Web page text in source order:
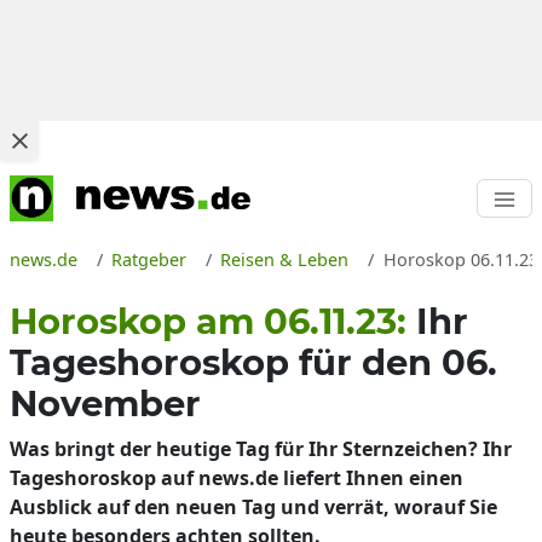
news.de Ratgeber Reisen & Leben Horoskop
Horoskop am 06.11.23: Ihr
Tageshoroskop für den 06.
November
Was bringt der heutige Tag für Ihr Sternzeichen? Ihr
Tageshoroskop auf news.de liefert Ihnen einen
Ausblick auf den neuen Tag und verrät, worauf Sie
heute besonders achten sollten.